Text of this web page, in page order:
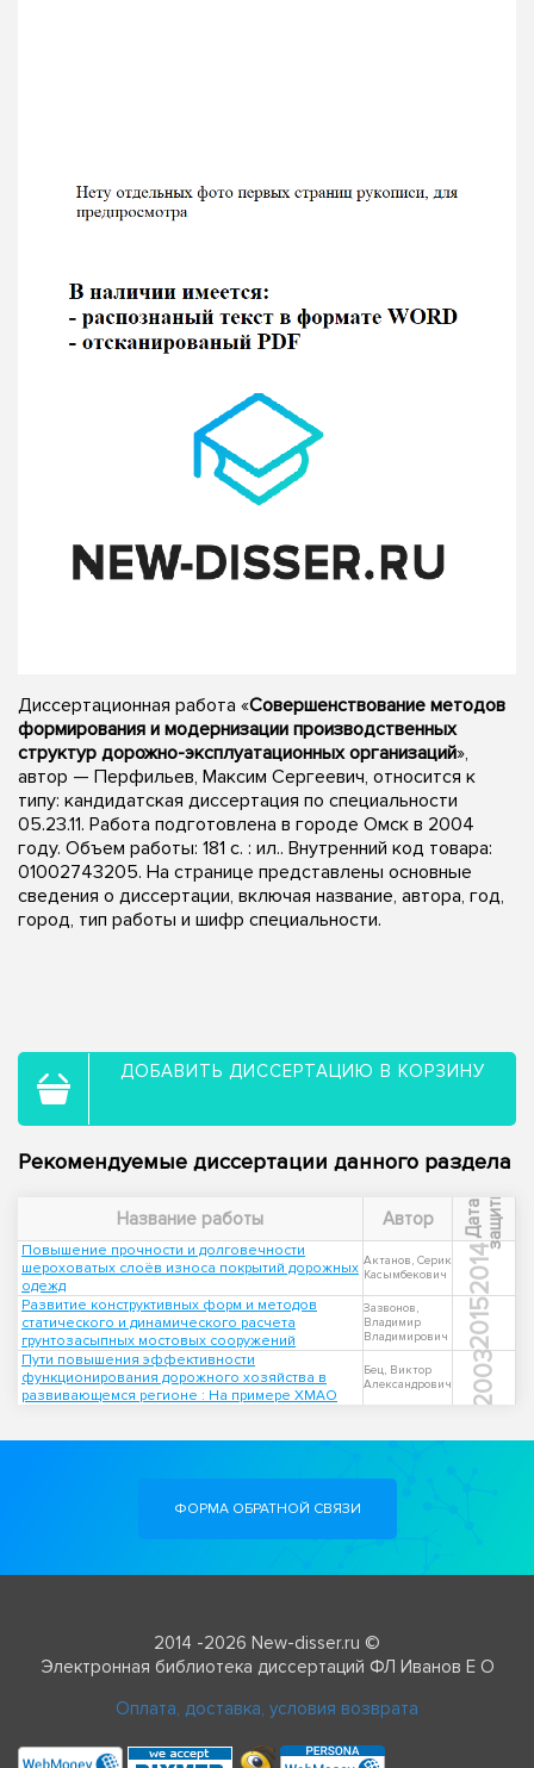
Диссертационная работа «Совершенствование методов
формирования и модернизации производственных
структур дорожно-эксплуатационных организаций»,
автор — Перфильев, Максим Сергеевич, относится к
типу: кандидатская диссертация по специальности
05.23.11. Работа подготовлена в городе Омск в 2004
году. Объем работы: 181 с. : ил.. Внутренний код товара:
01002743205. На странице представлены основные
сведения о диссертации, включая название, автора, год,
город, тип работы и шифр специальности.
ДОБАВИТЬ ДИССЕРТАЦИЮ В КОРЗИНУ
Рекомендуемые диссертации данного раздела
Название работы Автор Д
а
т
а
з
а
щ
и
т ы
Повышение прочности и долговечности
шероховатых слоёв износа покрытий дорожных
одежд
Актанов, Серик
Касымбекович
2014
Развитие конструктивных форм и методов
статического и динамического расчета
грунтозасыпных мостовых сооружений
Зазвонов,
Владимир
Владимирович
2015
Пути повышения эффективности
функционирования дорожного хозяйства в
развивающемся регионе : На примере ХМАО
Бец, Виктор
Александрович
2003
ФОРМА ОБРАТНОЙ СВЯЗИ
2014 -2026 New-disser.ru ©
Электронная библиотека диссертаций ФЛ Иванов Е О
Оплата, доставка, условия возврата